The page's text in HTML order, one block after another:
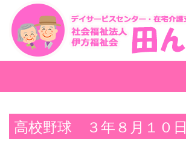
高校野球 ３年８月１０日